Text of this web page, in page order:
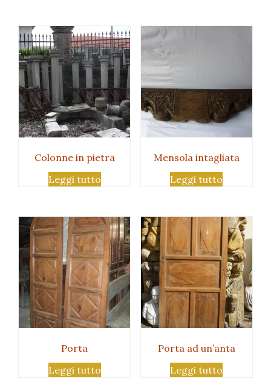
Colonne in pietra
Leggi tutto
Mensola intagliata
Leggi tutto
Porta
Leggi tutto
Porta ad un’anta
Leggi tutto